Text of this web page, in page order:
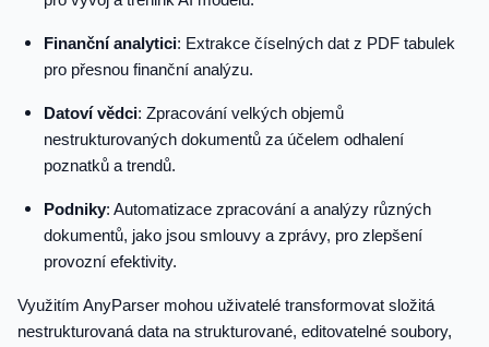
Finanční analytici: Extrakce číselných dat z PDF tabulek
pro přesnou finanční analýzu.
Datoví vědci: Zpracování velkých objemů
nestrukturovaných dokumentů za účelem odhalení
poznatků a trendů.
Podniky: Automatizace zpracování a analýzy různých
dokumentů, jako jsou smlouvy a zprávy, pro zlepšení
provozní efektivity.
Využitím AnyParser mohou uživatelé transformovat složitá
nestrukturovaná data na strukturované, editovatelné soubory,